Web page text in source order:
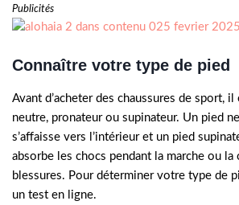
Publicités
Connaître votre type de pied
Avant d’acheter des chaussures de sport,
neutre, pronateur ou supinateur. Un pied
s’affaisse vers l’intérieur et un pied
absorbe les chocs pendant la marche ou
blessures. Pour déterminer votre type de
un test en ligne.